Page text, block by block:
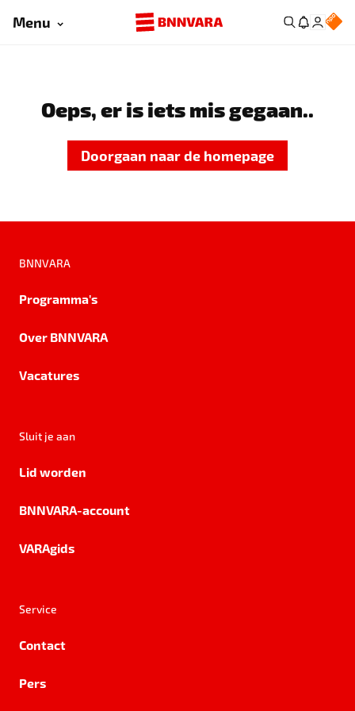
Menu
Oeps, er is iets mis gegaan..
Doorgaan naar de homepage
BNNVARA
Programma's
Over BNNVARA
Vacatures
Sluit je aan
Lid worden
BNNVARA-account
VARAgids
Service
Contact
Pers